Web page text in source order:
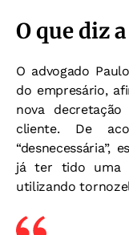
O que diz
O advogado
do empresário,
nova
cliente. De
“desnecessária”,
já ter tido uma
utilizando